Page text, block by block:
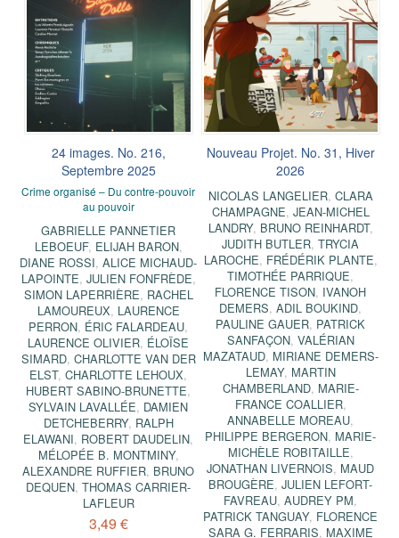
24 images. No. 216,
Septembre 2025
Crime organisé – Du contre-pouvoir
au pouvoir
GABRIELLE PANNETIER
LEBOEUF, ELIJAH BARON,
DIANE ROSSI,ALICE MICHAUD-
LAPOINTE, JULIEN FONFRÈDE,
SIMON LAPERRIÈRE, RACHEL
LAMOUREUX, LAURENCE
PERRON, ÉRIC FALARDEAU,
LAURENCE OLIVIER, ÉLOÏSE
SIMARD, CHARLOTTE VAN DER
ELST,CHARLOTTE LEHOUX,
HUBERT SABINO-BRUNETTE,
SYLVAIN LAVALLÉE, DAMIEN
DETCHEBERRY, RALPH
ELAWANI, ROBERT DAUDELIN,
MÉLOPÉE B. MONTMINY,
ALEXANDRE RUFFIER, BRUNO
DEQUEN,THOMAS CARRIER-
LAFLEUR
3,49 €
Nouveau Projet. No. 31, Hiver
2026
NICOLAS LANGELIER, CLARA
CHAMPAGNE, JEAN-MICHEL
LANDRY, BRUNO REINHARDT,
JUDITH BUTLER,TRYCIA
LAROCHE, FRÉDÉRIK PLANTE,
TIMOTHÉE PARRIQUE,
FLORENCE TISON, IVANOH
DEMERS,ADIL BOUKIND,
PAULINE GAUER, PATRICK
SANFAÇON, VALÉRIAN
MAZATAUD, MIRIANE DEMERS-
LEMAY, MARTIN
CHAMBERLAND, MARIE-
FRANCE COALLIER,
ANNABELLE MOREAU,
PHILIPPE BERGERON, MARIE-
MICHÈLE ROBITAILLE,
JONATHAN LIVERNOIS, MAUD
BROUGÈRE,JULIEN LEFORT-
FAVREAU,AUDREY PM,
PATRICK TANGUAY, FLORENCE
SARA G. FERRARIS, MAXIME